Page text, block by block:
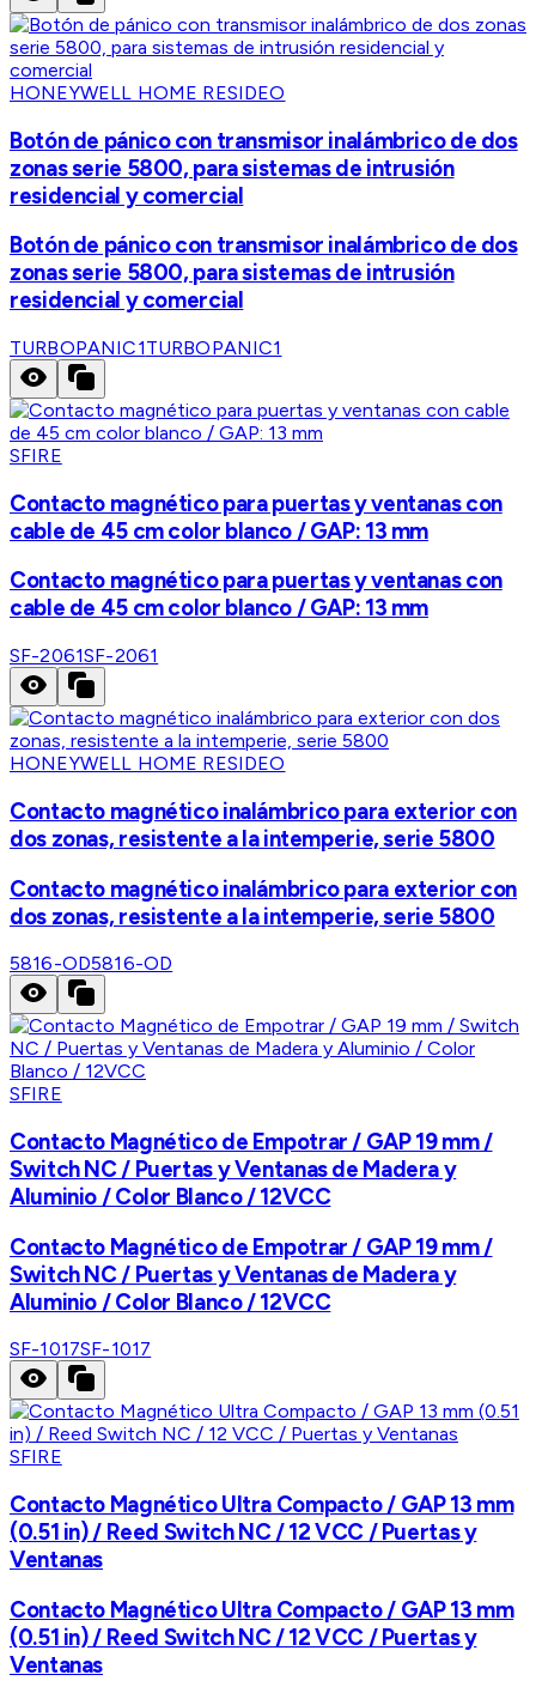
HONEYWELL HOME RESIDEO
Botón de pánico con transmisor inalámbrico de dos
zonas serie 5800, para sistemas de intrusión
residencial y comercial
Botón de pánico con transmisor inalámbrico de dos
zonas serie 5800, para sistemas de intrusión
residencial y comercial
TURBOPANIC1TURBOPANIC1
SFIRE
Contacto magnético para puertas y ventanas con
cable de 45 cm color blanco / GAP: 13 mm
Contacto magnético para puertas y ventanas con
cable de 45 cm color blanco / GAP: 13 mm
SF-2061SF-2061
HONEYWELL HOME RESIDEO
Contacto magnético inalámbrico para exterior con
dos zonas, resistente a la intemperie, serie 5800
Contacto magnético inalámbrico para exterior con
dos zonas, resistente a la intemperie, serie 5800
5816-OD5816-OD
SFIRE
Contacto Magnético de Empotrar / GAP 19 mm /
Switch NC / Puertas y Ventanas de Madera y
Aluminio / Color Blanco / 12VCC
Contacto Magnético de Empotrar / GAP 19 mm /
Switch NC / Puertas y Ventanas de Madera y
Aluminio / Color Blanco / 12VCC
SF-1017SF-1017
SFIRE
Contacto Magnético Ultra Compacto / GAP 13 mm
(0.51 in) / Reed Switch NC / 12 VCC / Puertas y
Ventanas
Contacto Magnético Ultra Compacto / GAP 13 mm
(0.51 in) / Reed Switch NC / 12 VCC / Puertas y
Ventanas